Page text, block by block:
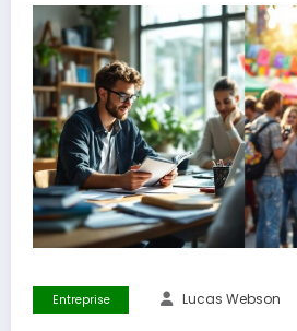
Entreprise Lucas Webson